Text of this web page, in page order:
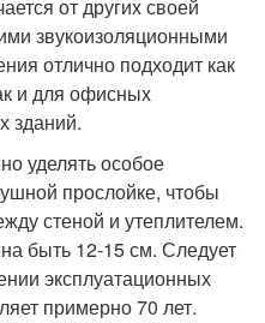
от других своей
звукоизоляционными
отлично подходит как
и для офисных
зданий.
уделять особое
прослойке, чтобы
стеной и утеплителем.
быть 12-15 см. Следует
эксплуатационных
примерно 70 лет.